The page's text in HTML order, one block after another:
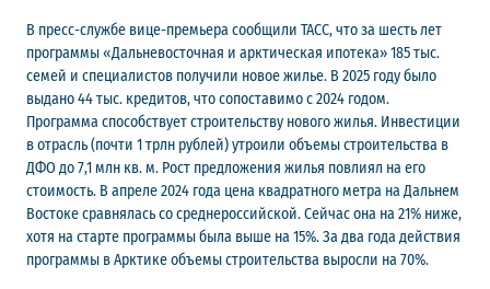
В пресс-службе вице-премьера сообщили ТАСС, что за шесть лет
программы «Дальневосточная и арктическая ипотека» 185 тыс.
семей и специалистов получили новое жилье. В 2025 году было
выдано 44 тыс. кредитов, что сопоставимо с 2024 годом.
Программа способствует строительству нового жилья. Инвестиции
в отрасль (почти 1 трлн рублей) утроили объемы строительства в
ДФО до 7,1 млн кв. м. Рост предложения жилья повлиял на его
стоимость. В апреле 2024 года цена квадратного метра на Дальнем
Востоке сравнялась со среднероссийской. Сейчас она на 21% ниже,
хотя на старте программы была выше на 15%. За два года действия
программы в Арктике объемы строительства выросли на 70%.